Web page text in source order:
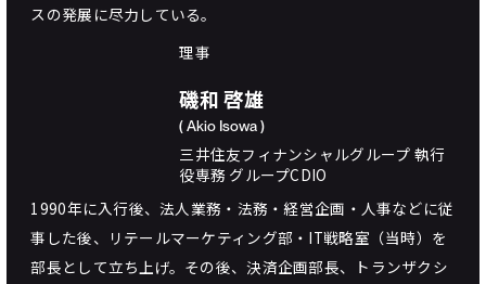
スの発展に尽力している。
理事
磯和 啓雄
( Akio Isowa )
三井住友フィナンシャルグループ 執行
役専務 グループCDIO
1990年に入行後、法人業務・法務・経営企画・人事などに従
事した後、リテールマーケティング部・IT戦略室（当時）を
部長として立ち上げ。その後、決済企画部長、トランザクシ